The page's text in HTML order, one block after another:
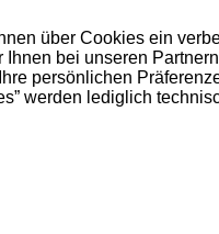
über Cookies ein
bei unseren
persönlichen
werden lediglich